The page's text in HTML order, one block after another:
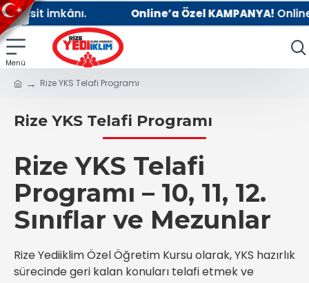
Online’a Özel KAMPANYA!Online kayıtla
Rize YKS Telafi Programı
Rize YKS Telafi Programı
Rize YKS Telafi
Programı – 10, 11, 12.
Sınıflar ve Mezunlar
Rize Yediiklim Özel Öğretim Kursu olarak, YKS hazırlık
sürecinde geri kalan konuları telafi etmek ve